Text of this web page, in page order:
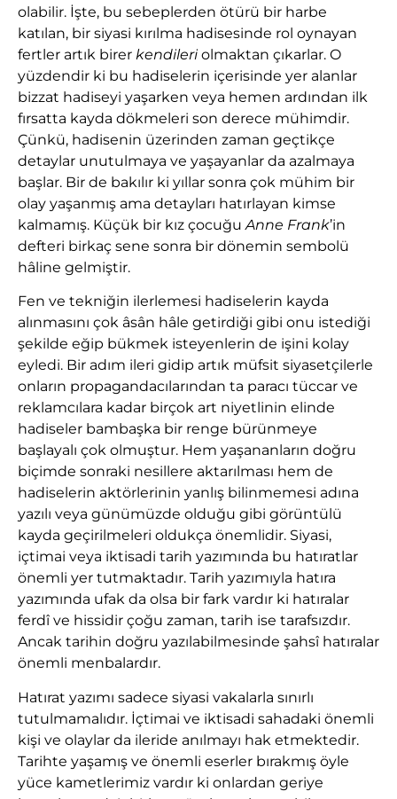
olabilir. İşte, bu sebeplerden ötürü bir harbe
katılan, bir siyasi kırılma hadisesinde rol oynayan
fertler artık birer kendileriolmaktan çıkarlar. O
yüzdendir ki bu hadiselerin içerisinde yer alanlar
bizzat hadiseyi yaşarken veya hemen ardından ilk
fırsatta kayda dökmeleri son derece mühimdir.
Çünkü, hadisenin üzerinden zaman geçtikçe
detaylar unutulmaya ve yaşayanlar da azalmaya
başlar. Bir de bakılır ki yıllar sonra çok mühim bir
olay yaşanmış ama detayları hatırlayan kimse
kalmamış. Küçük bir kız çocuğu Anne Frank’in
defteri birkaç sene sonra bir dönemin sembolü
hâline gelmiştir.
Fen ve tekniğin ilerlemesi hadiselerin kayda
alınmasını çok âsân hâle getirdiği gibi onu istediği
şekilde eğip bükmek isteyenlerin de işini kolay
eyledi. Bir adım ileri gidip artık müfsit siyasetçilerle
onların propagandacılarından ta paracı tüccar ve
reklamcılara kadar birçok art niyetlinin elinde
hadiseler bambaşka bir renge bürünmeye
başlayalı çok olmuştur. Hem yaşananların doğru
biçimde sonraki nesillere aktarılması hem de
hadiselerin aktörlerinin yanlış bilinmemesi adına
yazılı veya günümüzde olduğu gibi görüntülü
kayda geçirilmeleri oldukça önemlidir. Siyasi,
içtimai veya iktisadi tarih yazımında bu hatıratlar
önemli yer tutmaktadır. Tarih yazımıyla hatıra
yazımında ufak da olsa bir fark vardır ki hatıralar
ferdî ve hissidir çoğu zaman, tarih ise tarafsızdır.
Ancak tarihin doğru yazılabilmesinde şahsî hatıralar
önemli menbalardır.
Hatırat yazımı sadece siyasi vakalarla sınırlı
tutulmamalıdır. İçtimai ve iktisadi sahadaki önemli
kişi ve olaylar da ileride anılmayı hak etmektedir.
Tarihte yaşamış ve önemli eserler bırakmış öyle
yüce kametlerimiz vardır ki onlardan geriye